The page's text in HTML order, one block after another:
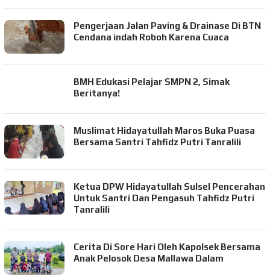
Pengerjaan Jalan Paving & Drainase Di BTN
Cendana indah Roboh Karena Cuaca
BMH Edukasi Pelajar SMPN 2, Simak
Beritanya!
Muslimat Hidayatullah Maros Buka Puasa
Bersama Santri Tahfidz Putri Tanralili
Ketua DPW Hidayatullah Sulsel Pencerahan
Untuk Santri Dan Pengasuh Tahfidz Putri
Tanralili
Cerita Di Sore Hari Oleh Kapolsek Bersama
Anak Pelosok Desa Mallawa Dalam